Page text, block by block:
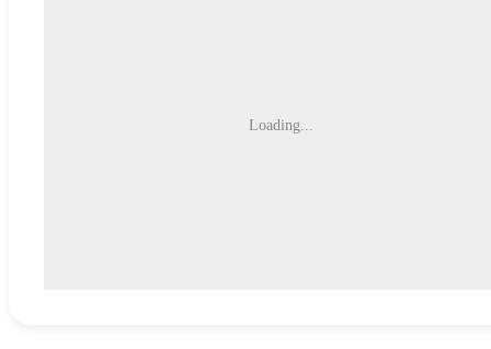
Loading...